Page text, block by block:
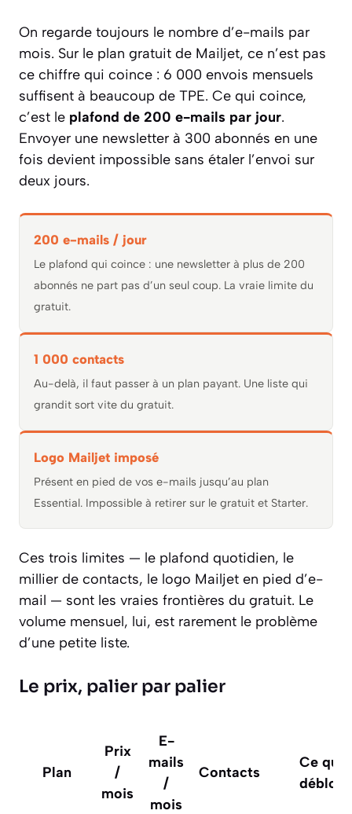
On regarde toujours le nombre d’e-mails par
mois. Sur le plan gratuit de Mailjet, ce n’est pas
ce chiffre qui coince : 6 000 envois mensuels
suffisent à beaucoup de TPE. Ce qui coince,
c’est le plafond de 200 e-mails par jour.
Envoyer une newsletter à 300 abonnés en une
fois devient impossible sans étaler l’envoi sur
deux jours.
200 e-mails / jour
Le plafond qui coince : une newsletter à plus de 200
abonnés ne part pas d’un seul coup. La vraie limite du
gratuit.
1 000 contacts
Au-delà, il faut passer à un plan payant. Une liste qui
grandit sort vite du gratuit.
Logo Mailjet imposé
Présent en pied de vos e-mails jusqu’au plan
Essential. Impossible à retirer sur le gratuit et Starter.
Ces trois limites — le plafond quotidien, le
millier de contacts, le logo Mailjet en pied d’e-
mail — sont les vraies frontières du gratuit. Le
volume mensuel, lui, est rarement le problème
d’une petite liste.
Le prix, palier par palier
Plan
Prix
/
mois
E-
mails
/
mois
Contacts
Ce qui